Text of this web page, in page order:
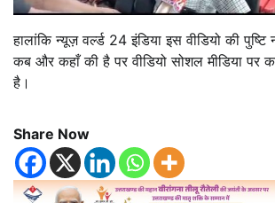
हालांकि न्यूज़ वर्ल्ड 24 इंडिया इस वीडियो की पुष्टि
कब और कहाँ की है पर वीडियो सोशल मीडिया पर
है।
Share Now